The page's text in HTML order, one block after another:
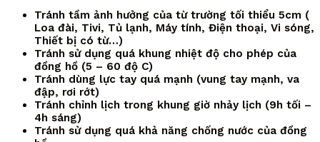
Tránh tầm ảnh hưởng của từ trường tối thiểu 5cm (
Loa đài, Tivi, Tủ lạnh, Máy tính, Điện thoại, Vi sóng,
Thiết bị có từ…)
Tránh sử dụng quá khung nhiệt độ cho phép của
đồng hồ (5 – 60 độ C)
Tránh dùng lực tay quá mạnh (vung tay mạnh, va
đập, rơi rớt)
Tránh chỉnh lịch trong khung giờ nhảy lịch (9h tối –
4h sáng)
Tránh sử dụng quá khả năng chống nước của đồng